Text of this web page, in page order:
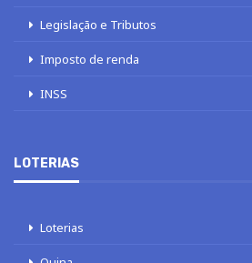
Legislação e Tributos
Imposto de renda
INSS
LOTERIAS
Loterias